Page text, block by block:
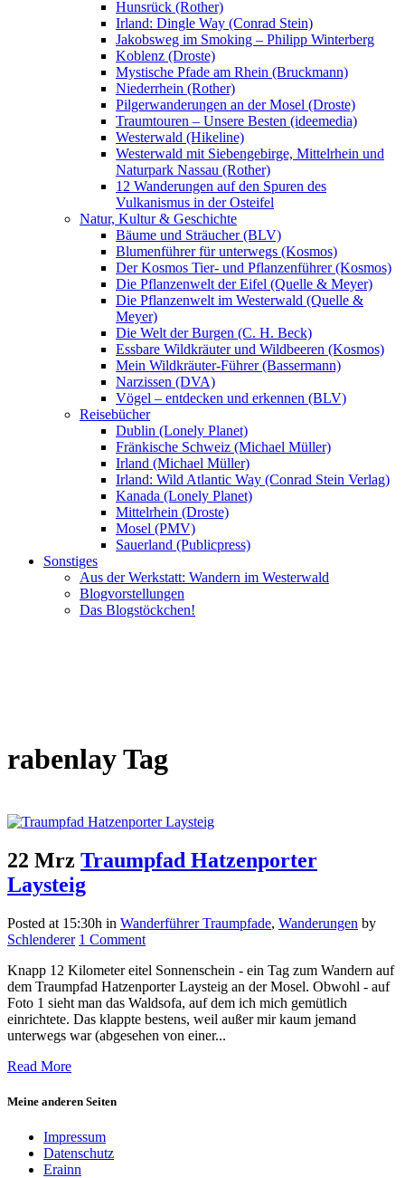
Hunsrück (Rother)
Irland: Dingle Way (Conrad Stein)
Jakobsweg im Smoking – Philipp Winterberg
Koblenz (Droste)
Mystische Pfade am Rhein (Bruckmann)
Niederrhein (Rother)
Pilgerwanderungen an der Mosel (Droste)
Traumtouren – Unsere Besten (ideemedia)
Westerwald (Hikeline)
Westerwald mit Siebengebirge, Mittelrhein und
Naturpark Nassau (Rother)
12 Wanderungen auf den Spuren des
Vulkanismus in der Osteifel
Natur, Kultur & Geschichte
Bäume und Sträucher (BLV)
Blumenführer für unterwegs (Kosmos)
Der Kosmos Tier- und Pflanzenführer (Kosmos)
Die Pflanzenwelt der Eifel (Quelle & Meyer)
Die Pflanzenwelt im Westerwald (Quelle &
Meyer)
Die Welt der Burgen (C. H. Beck)
Essbare Wildkräuter und Wildbeeren (Kosmos)
Mein Wildkräuter-Führer (Bassermann)
Narzissen (DVA)
Vögel – entdecken und erkennen (BLV)
Reisebücher
Dublin (Lonely Planet)
Fränkische Schweiz (Michael Müller)
Irland (Michael Müller)
Irland: Wild Atlantic Way (Conrad Stein Verlag)
Kanada (Lonely Planet)
Mittelrhein (Droste)
Mosel (PMV)
Sauerland (Publicpress)
Sonstiges
Aus der Werkstatt: Wandern im Westerwald
Blogvorstellungen
Das Blogstöckchen!
rabenlay Tag
22 Mrz Traumpfad Hatzenporter
Laysteig
Posted at 15:30h in Wanderführer Traumpfade, Wanderungen by
Schlenderer 1 Comment
Knapp 12 Kilometer eitel Sonnenschein - ein Tag zum Wandern auf
dem Traumpfad Hatzenporter Laysteig an der Mosel. Obwohl - auf
Foto 1 sieht man das Waldsofa, auf dem ich mich gemütlich
einrichtete. Das klappte bestens, weil außer mir kaum jemand
unterwegs war (abgesehen von einer...
Read More
Meine anderen Seiten
Impressum
Datenschutz
Erainn